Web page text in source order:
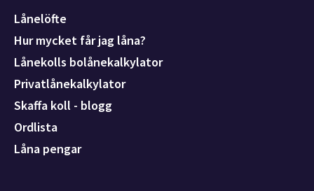
Lånelöfte
Hur mycket får jag låna?
Lånekolls bolånekalkylator
Privatlånekalkylator
Skaffa koll - blogg
Ordlista
Låna pengar